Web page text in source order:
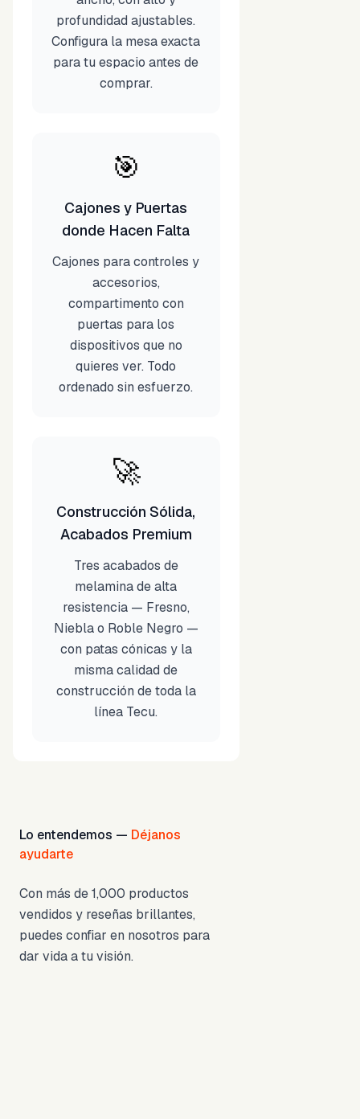
profundidad ajustables.
Configura la mesa exacta
para tu espacio antes de
comprar.
🎯
Cajones y Puertas
donde Hacen Falta
Cajones para controles y
accesorios,
compartimento con
puertas para los
dispositivos que no
quieres ver. Todo
ordenado sin esfuerzo.
🚀
Construcción Sólida,
Acabados Premium
Tres acabados de
melamina de alta
resistencia — Fresno,
Niebla o Roble Negro —
con patas cónicas y la
misma calidad de
construcción de toda la
línea Tecu.
Lo entendemos — Déjanos
ayudarte
Con más de 1,000 productos
vendidos y reseñas brillantes,
puedes confiar en nosotros para
dar vida a tu visión.